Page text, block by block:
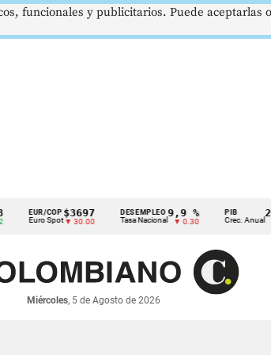
COP
Spot
$3697
▼ 30.00
DESEMPLEO
Tasa Nacional
9,9 %
▼ 0.30
PIB
Crec. Anual
2,8 %
▲ 0.10
Miércoles, 5 de Agosto de 2026
funcionales y publicitarios. Puede aceptarlas